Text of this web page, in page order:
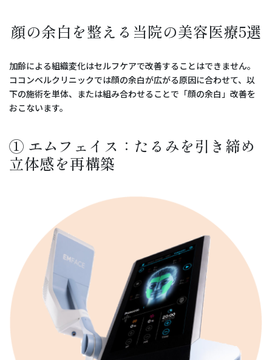
顔の余白を整える当院の美容医療5選
加齢による組織変化はセルフケアで改善することはできません。
ココンベルクリニックでは顔の余白が広がる原因に合わせて、以
下の施術を単体、または組み合わせることで「顔の余白」改善を
おこないます。
① エムフェイス：たるみを引き締め
立体感を再構築